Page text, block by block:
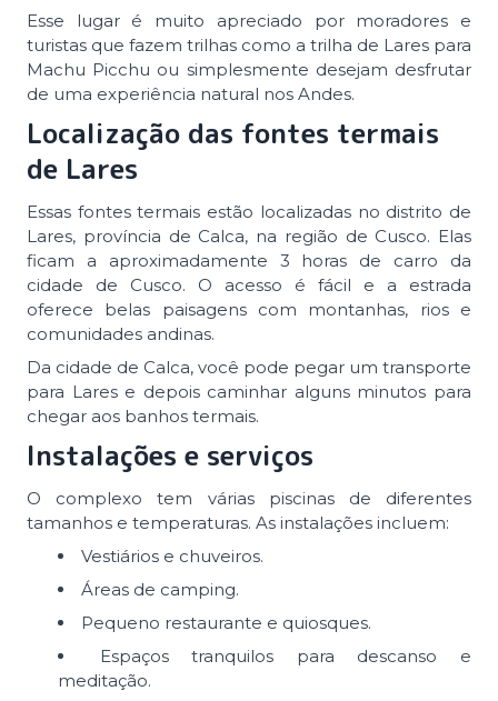
Esse lugar é muito apreciado por moradores e
turistas que fazem trilhas como a trilha de Lares para
Machu Picchu ou simplesmente desejam desfrutar
de uma experiência natural nos Andes.
Localização das fontes termais
de Lares
Essas fontes termais estão localizadas no distrito de
Lares, província de Calca, na região de Cusco. Elas
ficam a aproximadamente 3 horas de carro da
cidade de Cusco. O acesso é fácil e a estrada
oferece belas paisagens com montanhas, rios e
comunidades andinas.
Da cidade de Calca, você pode pegar um transporte
para Lares e depois caminhar alguns minutos para
chegar aos banhos termais.
Instalações e serviços
O complexo tem várias piscinas de diferentes
tamanhos e temperaturas. As instalações incluem:
Vestiários e chuveiros.
Áreas de camping.
Pequeno restaurante e quiosques.
Espaços tranquilos para descanso e
meditação.